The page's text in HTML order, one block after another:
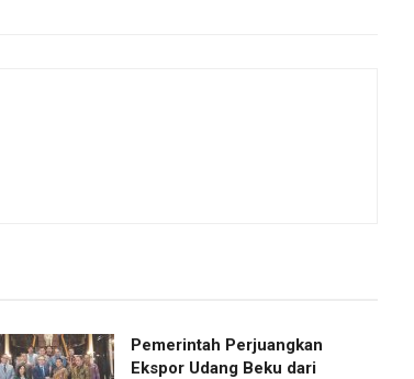
Pemerintah Perjuangkan
Ekspor Udang Beku dari